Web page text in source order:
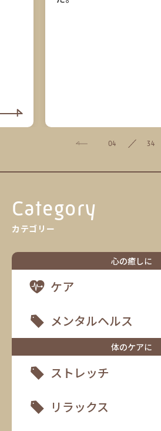
04 34
Category
カテゴリー
心の癒しに
ケア
メンタルヘルス
体のケアに
ストレッチ
リラックス